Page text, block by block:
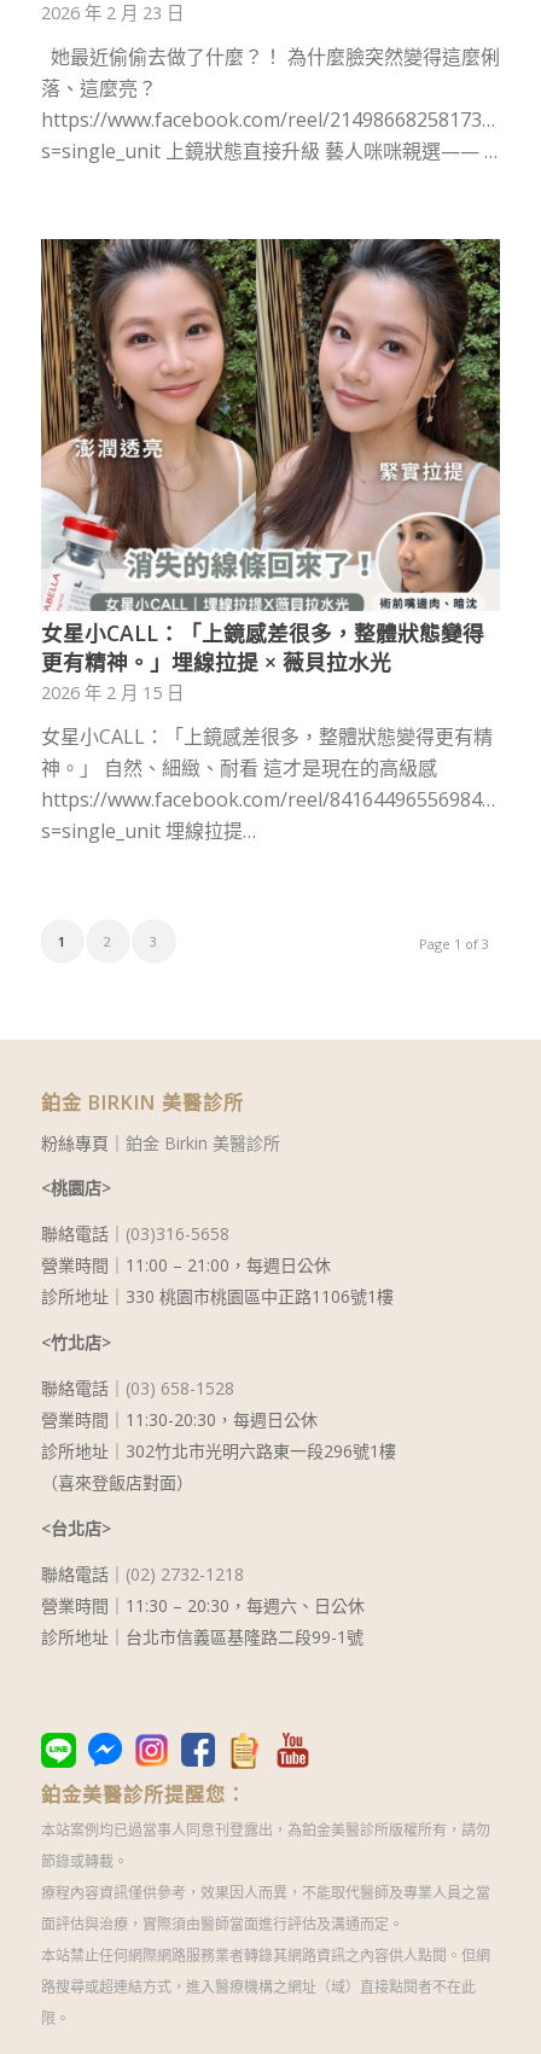
2026 年 2 月 23 日
她最近偷偷去做了什麼？！ 為什麼臉突然變得這麼俐
落、這麼亮？
https://www.facebook.com/reel/2149866825817372/?
s=single_unit 上鏡狀態直接升級 藝人咪咪親選—— …
女星小CALL：「上鏡感差很多，整體狀態變得
更有精神。」埋線拉提 × 薇貝拉水光
2026 年 2 月 15 日
女星小CALL：「上鏡感差很多，整體狀態變得更有精
神。」 自然、細緻、耐看 這才是現在的高級感
https://www.facebook.com/reel/841644965569841/?
s=single_unit 埋線拉提…
Page 1 of 3
1 2 3
鉑金 BIRKIN 美醫診所
粉絲專頁｜ 鉑金 Birkin 美醫診所
<桃園店>
聯絡電話｜ (03)316-5658
營業時間｜11:00 – 21:00，每週日公休
診所地址｜330 桃園市桃園區中正路1106號1樓
<竹北店>
聯絡電話｜ (03) 658-1528
營業時間｜11:30-20:30，每週日公休
診所地址｜302竹北市光明六路東一段296號1樓
（喜來登飯店對面）
<台北店>
聯絡電話｜ (02) 2732-1218
營業時間｜ 11:30 – 20:30 ，每週六、日公休
診所地址｜台北市信義區基隆路二段99-1號
鉑金美醫診所提醒您：
本站案例均已過當事人同意刊登露出，為鉑金美醫診所版權所有，請勿
節錄或轉載。
療程內容資訊僅供參考，效果因人而異，不能取代醫師及專業人員之當
面評估與治療，實際須由醫師當面進行評估及溝通而定。
本站禁止任何網際網路服務業者轉錄其網路資訊之內容供人點閱。但網
路搜尋或超連結方式，進入醫療機構之網址（域）直接點閱者不在此
限。